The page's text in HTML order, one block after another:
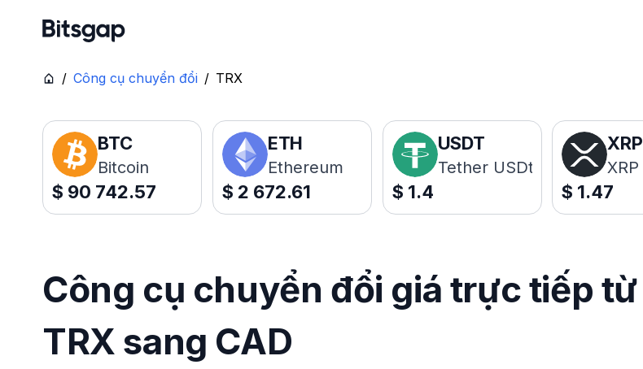
/ Công cụ chuyển đổi / TRX
BTC
Bitcoin
$ 90 742.57
ETH
Ethereum
$ 2 672.61
USDT
Tether USDt
$ 1.4
XRP
XRP
$ 1.47
Công cụ chuyển đổi giá trực tiếp từ
TRX sang CAD